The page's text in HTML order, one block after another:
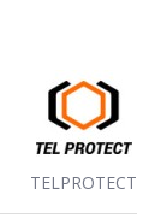
TELPROTECT